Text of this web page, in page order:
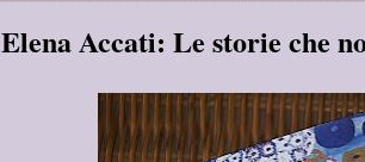
Elena Accati: Le storie che